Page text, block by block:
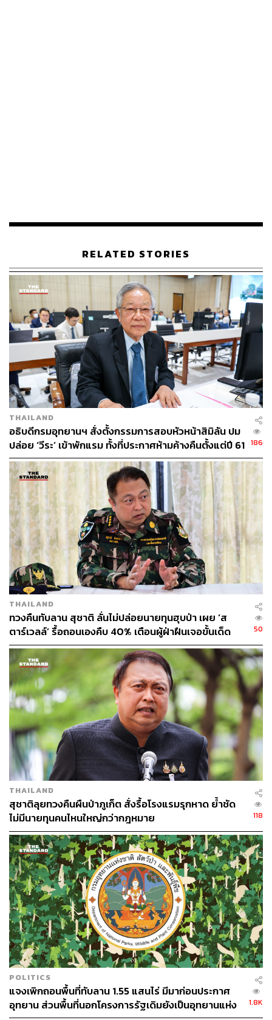
RELATED STORIES
THAILAND
อธิบดีกรมอุทยานฯ สั่งตั้งกรรมการสอบหัวหน้าสิมิลัน ปม
ปล่อย ‘วีระ’ เข้าพักแรม ทั้งที่ประกาศห้ามค้างคืนตั้งแต่ปี 61 186
THAILAND
ทวงคืนทับลาน สุชาติ ลั่นไม่ปล่อยนายทุนฮุบป่า เผย ‘ส
ตาร์เวลล์’ รื้อถอนเองคืบ 40% เตือนผู้ฝ่าฝืนเจอขั้นเด็ด
ขาด
50
THAILAND
สุชาติลุยทวงคืนผืนป่าภูเก็ต สั่งรื้อโรงแรมรุกหาด ย้ำชัด
ไม่มีนายทุนคนไหนใหญ่กว่ากฎหมาย
118
POLITICS
แจงเพิกถอนพื้นที่ทับลาน 1.55 แสนไร่ มีมาก่อนประกาศ
อุทยาน ส่วนพื้นที่นอกโครงการรัฐเดิมยังเป็นอุทยานแห่ง
1.8K